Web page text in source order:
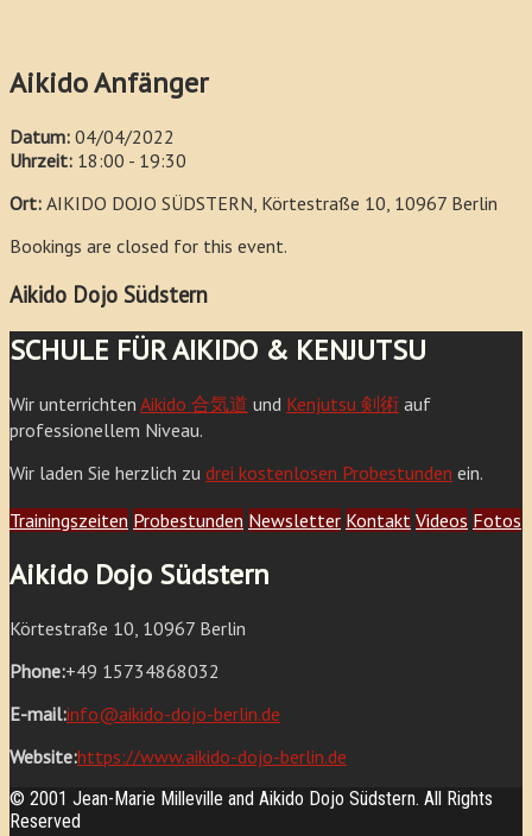
Aikido Anfänger
Datum: 04/04/2022
Uhrzeit: 18:00 - 19:30
Ort: AIKIDO DOJO SÜDSTERN, Körtestraße 10, 10967 Berlin
Bookings are closed for this event.
Aikido Dojo Südstern
SCHULE FÜR AIKIDO & KENJUTSU
Wir unterrichten Aikido 合気道 und Kenjutsu 剣術 auf
professionellem Niveau.
Wir laden Sie herzlich zu drei kostenlosen Probestunden ein.
Trainingszeiten Probestunden Newsletter Kontakt Videos Fotos
Aikido Dojo Südstern
Körtestraße 10, 10967 Berlin
Phone:+49 15734868032
E-mail:info@aikido-dojo-berlin.de
Website:https://www.aikido-dojo-berlin.de
© 2001 Jean-Marie Milleville and Aikido Dojo Südstern. All Rights
Reserved